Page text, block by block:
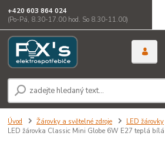
+420 603 864 024
(Po-Pá, 8.30-17.00 hod. So 8.30-11.00)
Úvod Žárovky a světelné zdroje LED žárovky
LED žárovka Classic Mini Globe 6W E27 teplá bílá